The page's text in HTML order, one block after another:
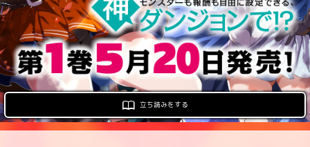
ロサージュノベルス
コミックガルド
立ち読みをする